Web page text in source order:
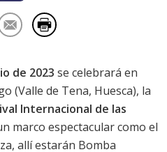
de 2023 se celebrará en
(Valle de Tena, Huesca), la
Internacional de las
marco espectacular como el
allí estarán Bomba